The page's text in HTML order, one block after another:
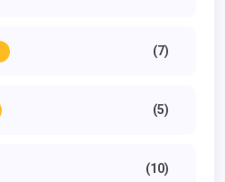
(7)
(5)
(10)